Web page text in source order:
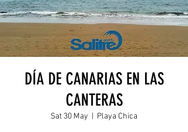
DÍA DE CANARIAS EN LAS
CANTERAS
Sat 30 May Playa Chica